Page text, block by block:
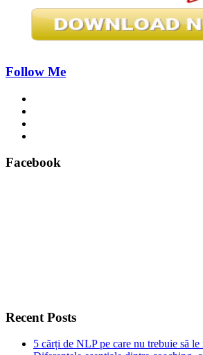
Follow Me
Facebook
Recent Posts
5 cărți de NLP pe care nu trebuie să le